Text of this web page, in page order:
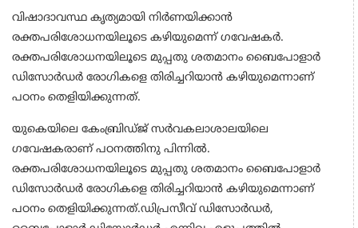
വിഷാദാവസ്ഥ കൃത്യമായി നിര്‍ണയിക്കാന്‍
രക്തപരിശോധനയിലൂടെ കഴിയുമെന്ന് ഗവേഷകര്‍.
രക്തപരിശോധനയിലൂടെ മുപ്പതു ശതമാനം ബൈപോളാര്‍
ഡിസോര്‍ഡര്‍ രോഗികളെ തിരിച്ചറിയാന്‍ കഴിയുമെന്നാണ്
പഠനം തെളിയിക്കുന്നത്.
യുകെയിലെ കേംബ്രിഡ്ജ് സര്‍വകലാശാലയിലെ
ഗവേഷകരാണ്‌ പഠനത്തിനു പിന്നില്‍.
രക്തപരിശോധനയിലൂടെ മുപ്പതു ശതമാനം ബൈപോളാര്‍
ഡിസോര്‍ഡര്‍ രോഗികളെ തിരിച്ചറിയാന്‍ കഴിയുമെന്നാണ്
പഠനം തെളിയിക്കുന്നത്.ഡിപ്രസീവ് ഡിസോര്‍ഡര്‍,